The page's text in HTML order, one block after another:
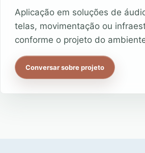
Aplicação em soluções de
telas, movimentação ou
conforme o projeto do
Conversar sobre projeto